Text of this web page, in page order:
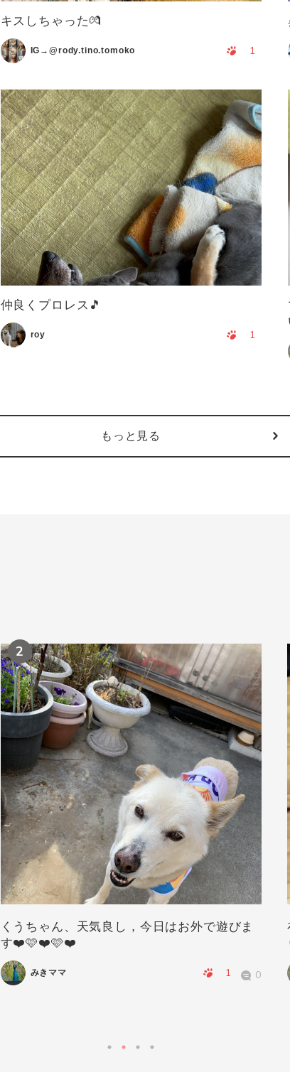
キスしちゃった💏
IG→@rody.tino.tomoko 1
仲良くプロレス🎵
roy 1
もっと見る
2
くうちゃん、天気良し，今日はお外で遊びま
す❤️🩷❤️🩷❤️
みきママ 1 0